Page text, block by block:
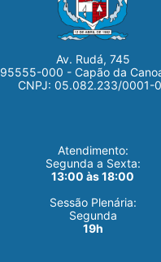
Av. Rudá, 745
95555-000 - Capão da
CNPJ: 05.082.233/0001-
Atendimento:
Segunda a Sexta:
13:00 às 18:00
Sessão Plenária:
Segunda
19h